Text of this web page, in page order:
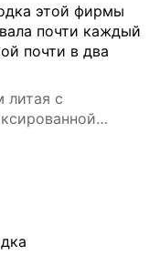
этой фирмы
почти каждый
почти в два
литая с